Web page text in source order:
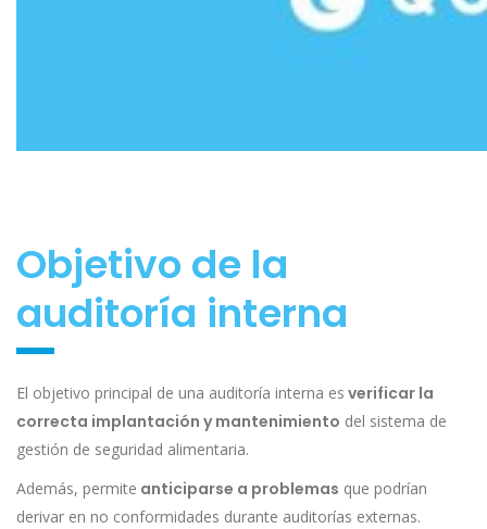
Objetivo de la
auditoría interna
El objetivo principal de una auditoría interna es verificar la
correcta implantación y mantenimiento del sistema de
gestión de seguridad alimentaria.
Además, permite anticiparse a problemas que podrían
derivar en no conformidades durante auditorías externas.